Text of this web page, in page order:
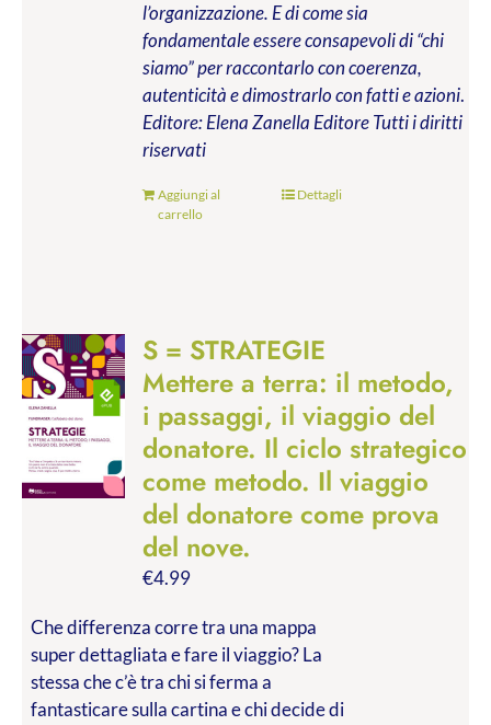
l’organizzazione. E di come sia
fondamentale essere consapevoli di “chi
siamo” per raccontarlo con coerenza,
autenticità e dimostrarlo con fatti e azioni.
Editore: Elena Zanella EditoreTutti i diritti
riservati
Aggiungi al
carrello
Dettagli
S = STRATEGIE
Mettere a terra: il metodo,
i passaggi, il viaggio del
donatore. Il ciclo strategico
come metodo. Il viaggio
del donatore come prova
del nove.
€4.99
Che differenza corre tra una mappa
super dettagliata e fare il viaggio? La
stessa che c’è tra chi si ferma a
fantasticare sulla cartina e chi decide di